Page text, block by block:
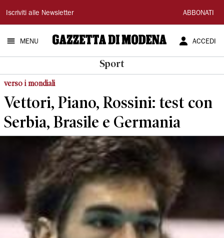
Gazzetta
di
Modena
Iscriviti alle Newsletter ABBONATI
MENU ACCEDI
Sport
verso i mondiali
Vettori, Piano, Rossini: test con
Serbia, Brasile e Germania